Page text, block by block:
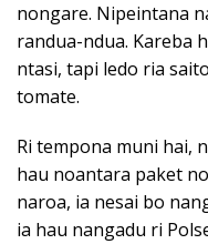
nongare. Nipeintana
randua-ndua. Kareba
ntasi, tapi ledo ria
tomate.
Ri tempona muni hai,
hau noantara paket
naroa, ia nesai bo
ia hau nangadu ri